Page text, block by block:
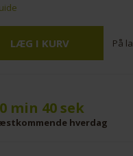
På
min 39 sek
hverdag